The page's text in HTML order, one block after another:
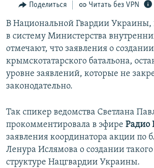
поискуИНФОГРАФИКА
ТЕЛЕПРОЕКТ КРЫМ.РЕАЛИИ
СОВЕТЫ ПРАВОЗАЩИТНИКОВ
ПРОПАВШИЕ БЕЗ ВЕСТИ
ПОБЕДИТЕЛЕЙ НЕ СУДЯТ?
ELIFBE
УКРАИНСКАЯ ПРОБЛЕМА КРЫМА
КАК ОБОЙТИ БЛОКИРОВКУ
Українською
Qırımtatar
ПРИСОЕДИНЯЙТЕСЬ!
Все сайты RFE/RL
Поделиться Читать без VPN
В Национальной Гвардии Украины,
в систему Министерства
отмечают, что заявления о
крымскотатарского батальона,
уровне заявлений, которые не
законодательно.
Так спикер ведомства Светлана
прокомментировала в эфире Радио
заявления координатора акции по
Ленура Ислямова о создании такого
структуре Нацгвардии Украины.